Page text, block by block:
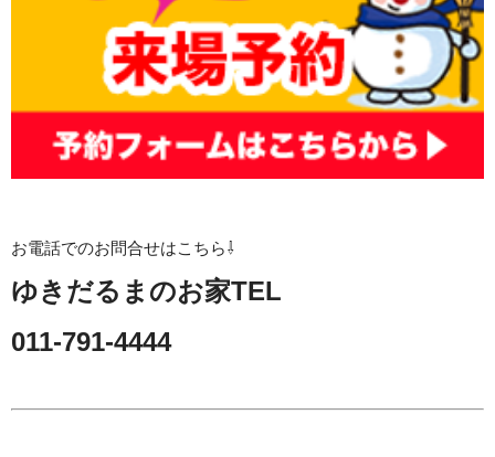
お電話でのお問合せはこちら⇩
ゆきだるまのお家TEL
011-791-4444